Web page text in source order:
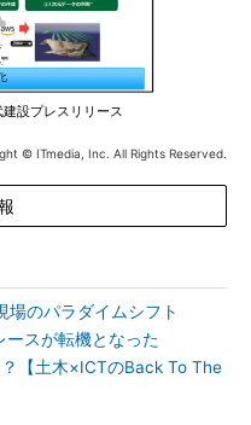
設プレスリリース
© ITmedia, Inc. All Rights Reserved.
場のパラダイムシフト
ースが転機となった
？【土木×ICTのBack To The